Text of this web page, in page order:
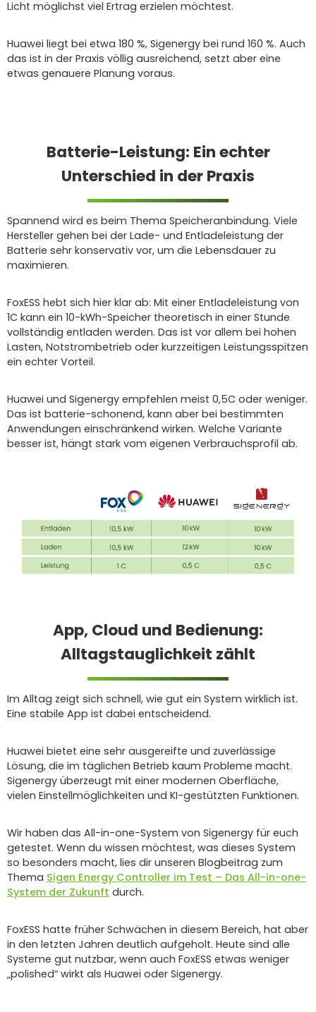
Licht möglichst viel Ertrag erzielen möchtest.
Huawei liegt bei etwa 180 %, Sigenergy bei rund 160 %. Auch
das ist in der Praxis völlig ausreichend, setzt aber eine
etwas genauere Planung voraus.
Batterie-Leistung: Ein echter
Unterschied in der Praxis
Spannend wird es beim Thema Speicheranbindung. Viele
Hersteller gehen bei der Lade- und Entladeleistung der
Batterie sehr konservativ vor, um die Lebensdauer zu
maximieren.
FoxESS hebt sich hier klar ab: Mit einer Entladeleistung von
1C kann ein 10-kWh-Speicher theoretisch in einer Stunde
vollständig entladen werden. Das ist vor allem bei hohen
Lasten, Notstrombetrieb oder kurzzeitigen Leistungsspitzen
ein echter Vorteil.
Huawei und Sigenergy empfehlen meist 0,5C oder weniger.
Das ist batterie-schonend, kann aber bei bestimmten
Anwendungen einschränkend wirken. Welche Variante
besser ist, hängt stark vom eigenen Verbrauchsprofil ab.
App, Cloud und Bedienung:
Alltagstauglichkeit zählt
Im Alltag zeigt sich schnell, wie gut ein System wirklich ist.
Eine stabile App ist dabei entscheidend.
Huawei bietet eine sehr ausgereifte und zuverlässige
Lösung, die im täglichen Betrieb kaum Probleme macht.
Sigenergy überzeugt mit einer modernen Oberfläche,
vielen Einstellmöglichkeiten und KI-gestützten Funktionen.
Wir haben das All-in-one-System von Sigenergy für euch
getestet. Wenn du wissen möchtest, was dieses System
so besonders macht, lies dir unseren Blogbeitrag zum
Thema Sigen Energy Controller im Test – Das All-in-one-
System der Zukunft durch.
FoxESS hatte früher Schwächen in diesem Bereich, hat aber
in den letzten Jahren deutlich aufgeholt. Heute sind alle
Systeme gut nutzbar, wenn auch FoxESS etwas weniger
„polished“ wirkt als Huawei oder Sigenergy.